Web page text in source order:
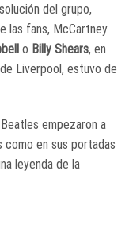
del grupo,
las fans, McCartney
o Billy Shears, en
Liverpool, estuvo de
empezaron a
en sus portadas
leyenda de la